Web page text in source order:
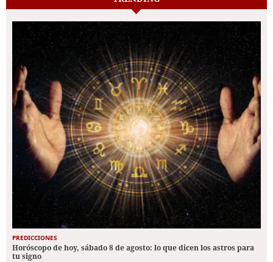
PREDICCIONES
Horóscopo de hoy, sábado 8 de agosto: lo que dicen los astros para
tu signo